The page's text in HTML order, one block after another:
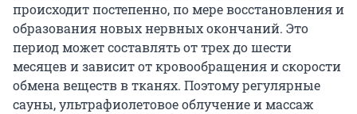
происходит постепенно, по мере восстановления и
образования новых нервных окончаний. Это
период может составлять от трех до шести
месяцев и зависит от кровообращения и скорости
обмена веществ в тканях. Поэтому регулярные
сауны, ультрафиолетовое облучение и массаж